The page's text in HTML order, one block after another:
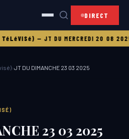
DIRECT
—JT DU MERCREDI 20 08 2025
›JT DU DIMANCHE 23 03 2025
23 03 2025